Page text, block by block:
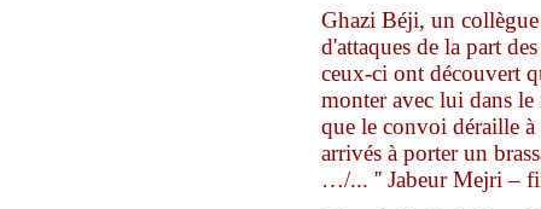
Ghazi Béji, un
d'attaques de la part
ceux-ci ont découvert
monter avec lui dans
que le convoi déraille à
arrivés à porter un
…/... '' Jabeur Mejri –